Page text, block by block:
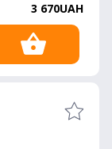
3 670UAH